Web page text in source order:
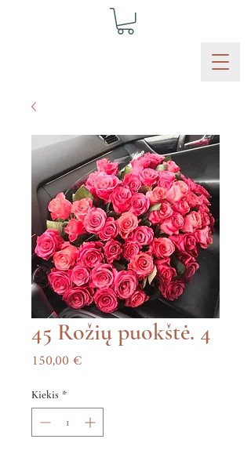
45 Rožių puokštė. 4
150,00 €
Kiekis *